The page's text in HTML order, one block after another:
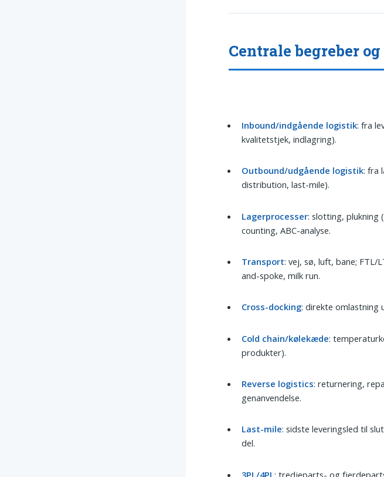
Centrale begreber
Inbound/indgående logistik: fra
kvalitetstjek, indlagring).
Outbound/udgående logistik: fra
distribution, last-mile).
Lagerprocesser: slotting, plukning
counting, ABC-analyse.
Transport: vej, sø, luft, bane;
and-spoke, milk run.
Cross-docking: direkte omlastning
Cold chain/kølekæde:
produkter).
Reverse logistics: returnering,
genanvendelse.
Last-mile: sidste leveringsled til
del.
3PL/4PL: tredjeparts- og